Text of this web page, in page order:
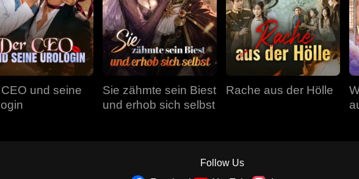
und seine
Sie zähmte sein Biest
und erhob sich selbst
Rache aus der Hölle
Follow Us